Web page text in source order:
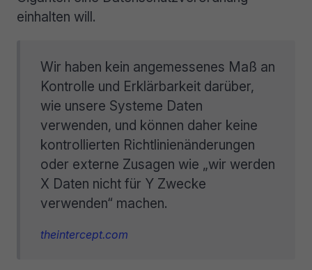
einhalten will.
Wir haben kein angemessenes Maß an
Kontrolle und Erklärbarkeit darüber,
wie unsere Systeme Daten
verwenden, und können daher keine
kontrollierten Richtlinienänderungen
oder externe Zusagen wie „wir werden
X Daten nicht für Y Zwecke
verwenden“ machen.
theintercept.com